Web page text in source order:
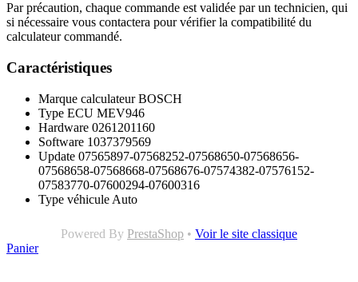
Par précaution, chaque commande est validée par un technicien, qui
si nécessaire vous contactera pour vérifier la compatibilité du
calculateur commandé.
Caractéristiques
Marque calculateur BOSCH
Type ECU MEV946
Hardware 0261201160
Software 1037379569
Update 07565897-07568252-07568650-07568656-
07568658-07568668-07568676-07574382-07576152-
07583770-07600294-07600316
Type véhicule Auto
Powered By PrestaShop • Voir le site classique
Panier